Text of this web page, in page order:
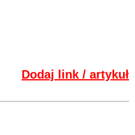
Dodaj link / artykuł